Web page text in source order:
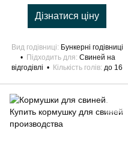
Дізнатися ціну
Вид годівниці
Бункерні годівниці
Підходить для Свиней на
відгодівлі
Кількість голів до 16